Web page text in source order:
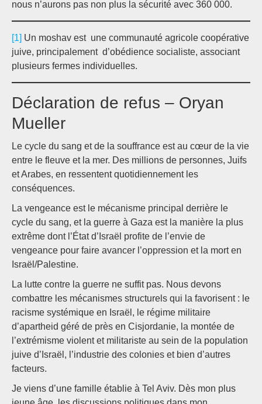
nous n’aurons pas non plus la sécurité avec 360 000.
[1] Un moshav est une communauté agricole coopérative
juive, principalement d’obédience socialiste, associant
plusieurs fermes individuelles.
Déclaration de refus – Oryan
Mueller
Le cycle du sang et de la souffrance est au cœur de la vie
entre le fleuve et la mer. Des millions de personnes, Juifs
et Arabes, en ressentent quotidiennement les
conséquences.
La vengeance est le mécanisme principal derrière le
cycle du sang, et la guerre à Gaza est la manière la plus
extrême dont l’État d’Israël profite de l’envie de
vengeance pour faire avancer l’oppression et la mort en
Israël/Palestine.
La lutte contre la guerre ne suffit pas. Nous devons
combattre les mécanismes structurels qui la favorisent : le
racisme systémique en Israël, le régime militaire
d’apartheid géré de près en Cisjordanie, la montée de
l’extrémisme violent et militariste au sein de la population
juive d’Israël, l’industrie des colonies et bien d’autres
facteurs.
Je viens d’une famille établie à Tel Aviv. Dès mon plus